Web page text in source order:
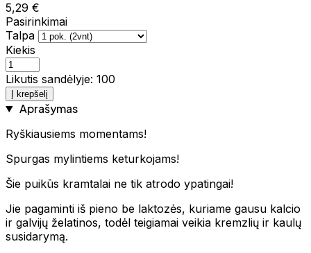
5,29 €
Pasirinkimai
Talpa
Kiekis
Likutis sandėlyje: 100
Į krepšelį
Aprašymas
Ryškiausiems momentams!
Spurgas mylintiems keturkojams!
Šie puikūs kramtalai ne tik atrodo ypatingai!
Jie pagaminti iš pieno be laktozės, kuriame gausu kalcio
ir galvijų želatinos, todėl teigiamai veikia kremzlių ir kaulų
susidarymą.